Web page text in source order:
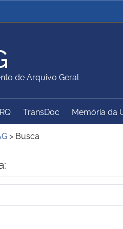
Ministério da Justiça e
Ministério da Educação
Ministério do Turismo
de Arquivo Geral
SítioTransDoc Memória da
> Busca